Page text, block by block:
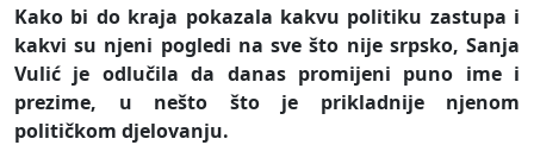
Kako bi do kraja pokazala kakvu politiku zastupa i
kakvi su njeni pogledi na sve što nije srpsko, Sanja
Vulić je odlučila da danas promijeni puno ime i
prezime, u nešto što je prikladnije njenom
političkom djelovanju.